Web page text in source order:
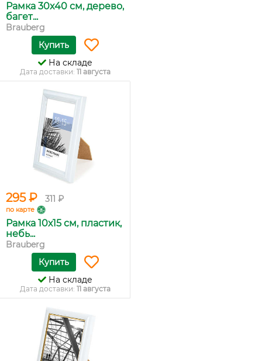
Рамка 30х40 см, дерево,
багет...
Brauberg
Купить
На складе
Дата доставки: 11 августа
295 ₽ 311 ₽
по карте
Рамка 10х15 см, пластик,
небь...
Brauberg
Купить
На складе
Дата доставки: 11 августа